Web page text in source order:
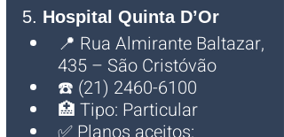
5. Hospital Quinta D’Or
📍 Rua Almirante Baltazar,
435 – São Cristóvão
☎️ (21) 2460-6100
🏥 Tipo: Particular